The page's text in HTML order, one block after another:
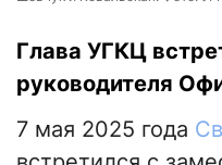
Глава УГКЦ
руководителя
7 мая 2025 года